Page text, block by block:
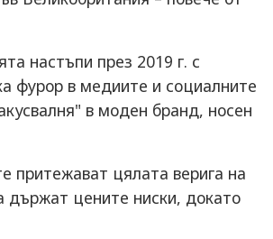
настъпи през 2019 г. с
фурор в медиите и социалните
в моден бранд, носен
притежават цялата верига на
държат цените ниски, докато